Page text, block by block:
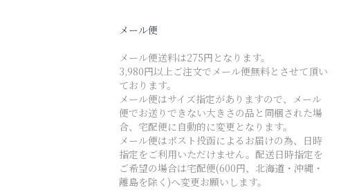
メール便
メール便送料は275円となります。
3,980円以上ご注文でメール便無料とさせて頂い
ております。
メール便はサイズ指定がありますので、メール
便でお送りできない大きさの品と同梱された場
合、宅配便に自動的に変更となります。
メール便はポスト投函によるお届けの為、日時
指定をご利用いただけません。配送日時指定を
ご希望の場合は宅配便(600円、北海道・沖縄・
離島を除く)へ変更お願いします。